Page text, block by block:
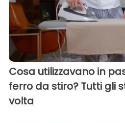
Cosa utilizzavano in
ferro da stiro? Tutti gli
volta